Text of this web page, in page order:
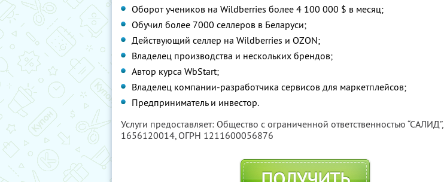
Оборот учеников на Wildberries более 4 100 000 $ в месяц;
Обучил более 7000 селлеров в Беларуси;
Действующий селлер на Wildberries и OZON;
Владелец производства и нескольких брендов;
Автор курса WbStart;
Владелец компании-разработчика сервисов для маркетплейсов;
Предприниматель и инвестор.
Услуги предоставляет: Общество с ограниченной ответственностью “САЛИД”,
1656120014, ОГРН 1211600056876